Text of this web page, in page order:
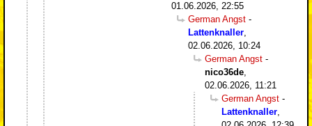
01.06.2026, 22:55
German Angst -
Lattenknaller,
02.06.2026, 10:24
German Angst -
nico36de,
02.06.2026, 11:21
German Angst -
Lattenknaller,